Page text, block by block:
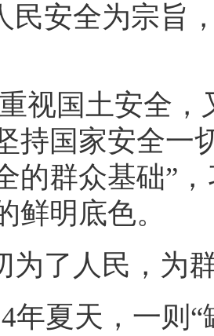
民安全为宗旨
视国土安全
持国家安全一
的群众基础”
鲜明底色。
为了人民，为
年夏天，一则